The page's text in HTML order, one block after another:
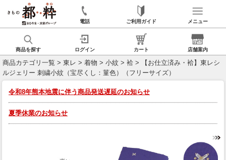
電話 ご利用ガイド メニュー
商品を探す ログイン カート 店舗案内
商品カテゴリ一覧 > 東レ > 着物 > 小紋 > 袷 > 【お仕立済み・袷】東レシ
ルジェリー 刺繍小紋（宝尽くし：菫色）（フリーサイズ）
令和8年熊本地震に伴う商品発送遅延のお知らせ
夏季休業のお知らせ